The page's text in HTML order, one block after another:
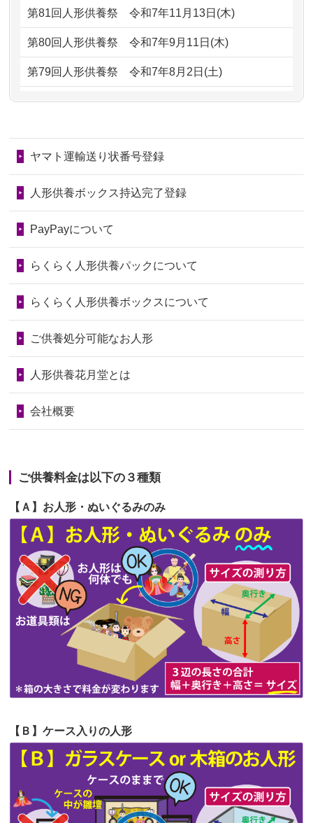
2026/06/30長年大事にしてきた雛人形です、供養
ガラスケースのまま引き取ってくださ
るのが助か...
ました。お...
2026/06/28きちんと供養していただけると思った
ので、お願...
いたことが...
2026/06/28老後のことを考え体力のあるうちに身
2026/06/28人形たちに これまで本当にありがとう
天...
2026/06/24今は亡き両親が孫（私の子供）の初節
句に贈って...
が伸びた時...
2026/06/22
娘の初めてのひな祭りにあわせて、娘
の祖父母か...
2026/06/20
雛人形をお道具も含め一式で引き取っ
てくださる...
供養が終わったお人形以外はどうして
るのですか？
しょうか？
2024/01/04ガラスケースは外しても良いですか？
第81回人形供養祭令和7年11月13日(木)
第80回人形供養祭令和7年9月11日(木)
第79回人形供養祭令和7年8月2日(土)
第78回人形供養祭令和7年6月20日(金)
第76回人形供養祭令和7年2月28日(金)
第75回人形供養祭令和7年1月17日(金)
第73回人形供養祭令和6年10月17日(木)
第71回人形供養祭令和6年8月1日(木)
第70回人形供養祭令和6年6月21日(金)
第68回人形供養祭令和6年3月22日(金)
第65回人形供養祭令和5年11月09日(木)
第64回人形供養祭令和5年9月21日(木)
第63回人形供養祭 令和5年8月1日(火)
第62回人形供養祭令和5年6月21日(水)
第61回人形供養祭 令和5年5月19日(金)
第60回人形供養祭令和5年3月28日(火)
第59回人形供養祭 令和5年2月10日(金)
第58回人形供養祭令和5年12月21日(水)
第56回人形供養祭 令和4年10月19日(水)
第55回人形供養祭令和4年9月8日(木)
第54回人形供養祭令和4年8月1日(月)
ヤマト運輸送り状番号登録
人形供養ボックス持込完了登録
PayPayについて
らくらく人形供養パックについて
らくらく人形供養ボックスについて
ご供養処分可能なお人形
人形供養花月堂とは
会社概要
ご供養料金は以下の３種類
【Ａ】お人形・ぬいぐるみのみ
【Ｂ】ケース入りの人形